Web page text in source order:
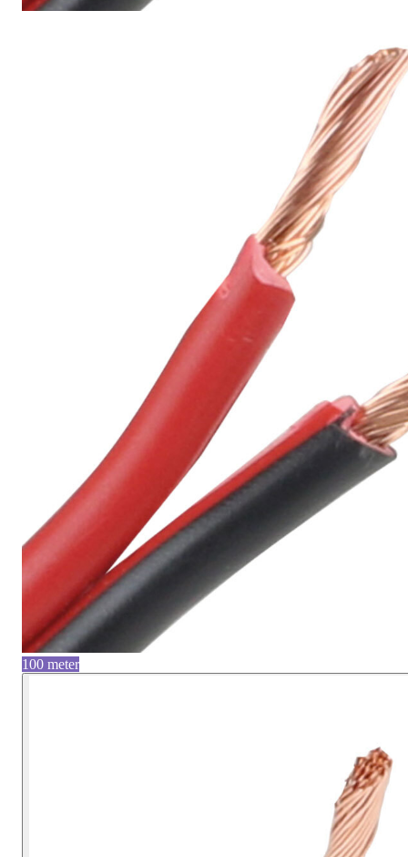
100 meter